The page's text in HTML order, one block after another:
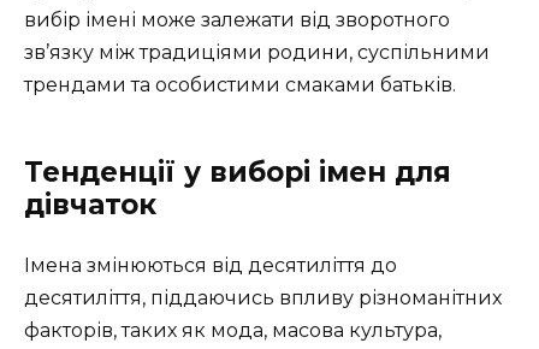
вибір імені може залежати від зворотного
зв’язку між традиціями родини, суспільними
трендами та особистими смаками батьків.
Тенденції у виборі імен для
дівчаток
Імена змінюються від десятиліття до
десятиліття, піддаючись впливу різноманітних
факторів, таких як мода, масова культура,